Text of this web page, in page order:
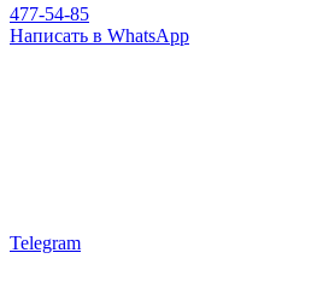
477-54-85
Написать в WhatsApp
Telegram